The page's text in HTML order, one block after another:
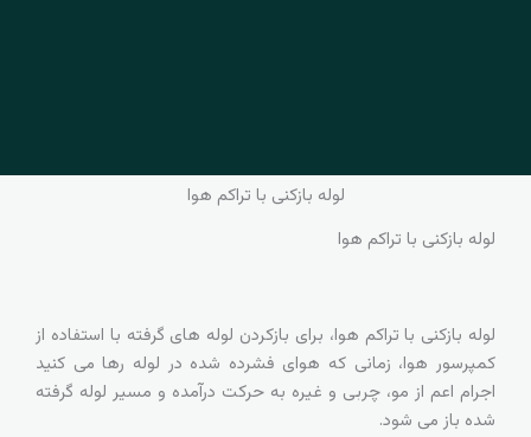
لوله بازکنی با تراکم هوا
لوله بازکنی با تراکم هوا
لوله بازکنی با تراکم هوا، برای بازکردن لوله های گرفته با استفاده از
کمپرسور هوا، زمانی که هوای فشرده شده در لوله رها می کنید
اجرام اعم از مو، چربی و غیره به حرکت درآمده و مسیر لوله گرفته
شده باز می شود.